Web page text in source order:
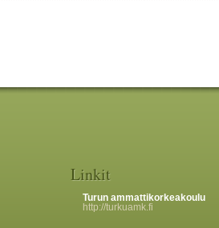
Linkit
Turun ammattikorkeakoulu
http://turkuamk.fi